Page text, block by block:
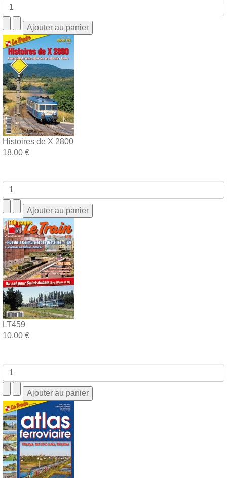
Histoires de X 2800
18,00 €
LT459
10,00 €